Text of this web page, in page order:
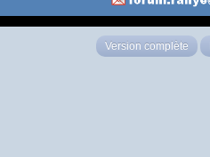
Version complète